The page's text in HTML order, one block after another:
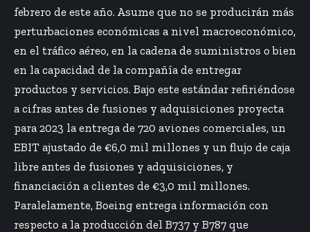
febrero de este año. Asume que no se producirán más
perturbaciones económicas a nivel macroeconómico,
en el tráfico aéreo, en la cadena de suministros o bien
en la capacidad de la compañía de entregar
productos y servicios. Bajo este estándar refiriéndose
a cifras antes de fusiones y adquisiciones proyecta
para 2023 la entrega de 720 aviones comerciales, un
EBIT ajustado de €6,0 mil millones y un flujo de caja
libre antes de fusiones y adquisiciones, y
financiación a clientes de €3,0 mil millones.
Paralelamente, Boeing entrega información con
respecto a la producción del B737 y B787 que